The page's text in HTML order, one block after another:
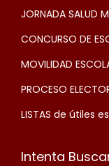
JORNADA SALUD
CONCURSO DE
MOVILIDAD
PROCESO
LISTAS de útiles
Intenta